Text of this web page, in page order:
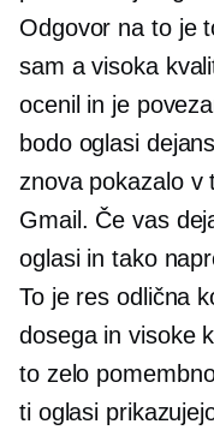
Odgovor na to je
sam avisoka
ocenil in je
bodo oglasi
znova pokazalo v
Gmail. Če vas
oglasi in tako
To je res odlična
dosega in visoke
to zelo
ti oglasi